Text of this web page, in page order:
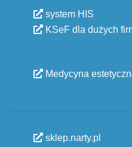
system HIS
KSeF dla dużych
Medycyna
sklep.narty.pl